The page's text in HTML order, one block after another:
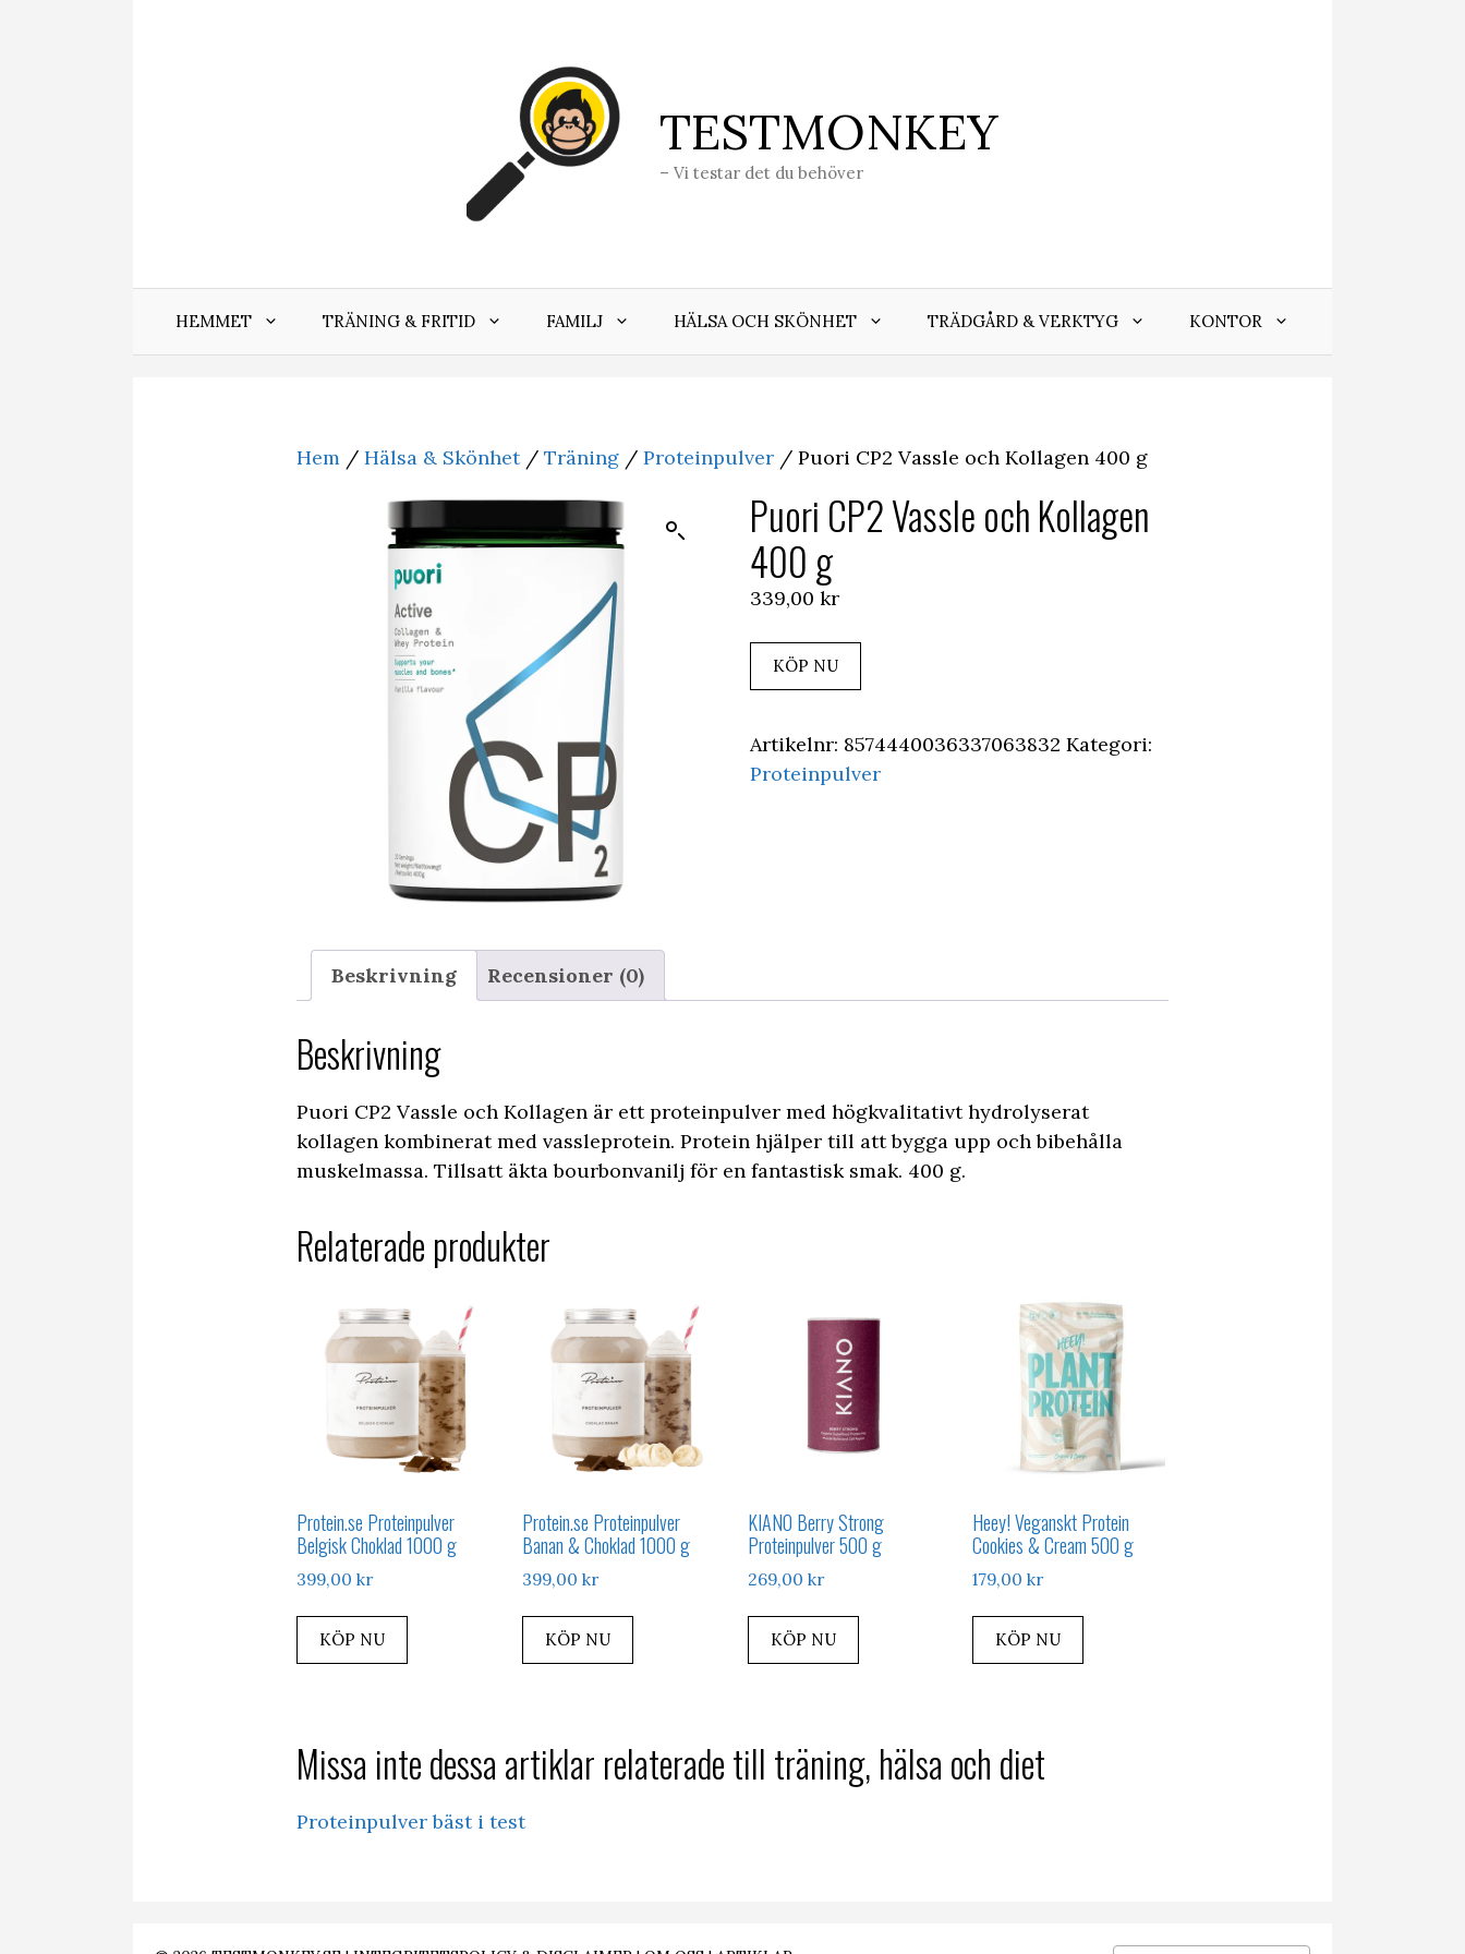
TESTMONKEY
– Vi testar det du behöver
HEMMET TRÄNING & FRITID FAMILJ HÄLSA OCH SKÖNHET TRÄDGÅRD & VERKTYG KONTOR
Hem / Hälsa & Skönhet/ Träning / Proteinpulver / Puori CP2 Vassle och Kollagen 400 g
Puori CP2 Vassle och Kollagen
400 g
339,00 kr
KÖP NU
Artikelnr: 8574440036337063832 Kategori:
Proteinpulver
Beskrivning Recensioner (0)
Beskrivning
Puori CP2 Vassle och Kollagen är ett proteinpulver med högkvalitativt hydrolyserat
kollagen kombinerat med vassleprotein. Protein hjälper till att bygga upp och bibehålla
muskelmassa. Tillsatt äkta bourbonvanilj för en fantastisk smak. 400 g.
Relaterade produkter
Protein.se Proteinpulver
Belgisk Choklad 1000 g
399,00 kr
KÖP NU
Protein.se Proteinpulver
Banan & Choklad 1000 g
399,00 kr
KÖP NU
KIANO Berry Strong
Proteinpulver 500 g
269,00 kr
KÖP NU
Heey! Veganskt Protein
Cookies & Cream 500 g
179,00kr
KÖP NU
Missa inte dessa artiklar relaterade till träning, hälsa och diet
Proteinpulver bäst i test